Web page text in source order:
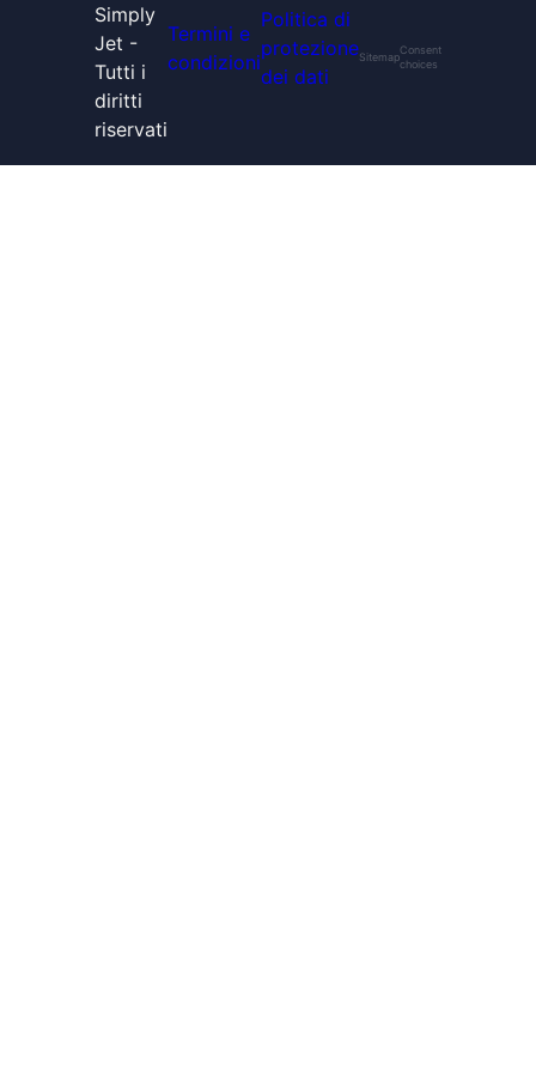
Simply
Jet -
Tutti i
diritti
riservati
Termini e
condizioni
Politica di
protezione
dei dati
Sitemap
Consent
choices